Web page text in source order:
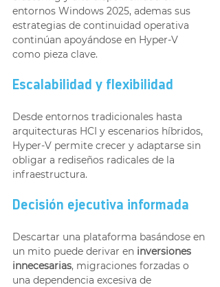
entornos Windows 2025, ademas sus
estrategias de continuidad operativa
continúan apoyándose en Hyper-V
como pieza clave.
Escalabilidad y flexibilidad
Desde entornos tradicionales hasta
arquitecturas HCI y escenarios híbridos,
Hyper-V permite crecer y adaptarse sin
obligar a rediseños radicales de la
infraestructura.
Decisión ejecutiva informada
Descartar una plataforma basándose en
un mito puede derivar en inversiones
innecesarias, migraciones forzadas o
una dependencia excesiva de